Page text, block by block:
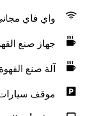
واي فاي
جهاز صنع
آلة صنع القهوة
موقف